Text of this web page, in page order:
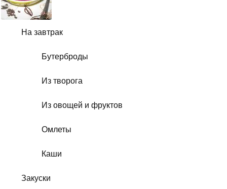
На завтрак
Бутерброды
Из творога
Из овощей и фруктов
Омлеты
Каши
Закуски